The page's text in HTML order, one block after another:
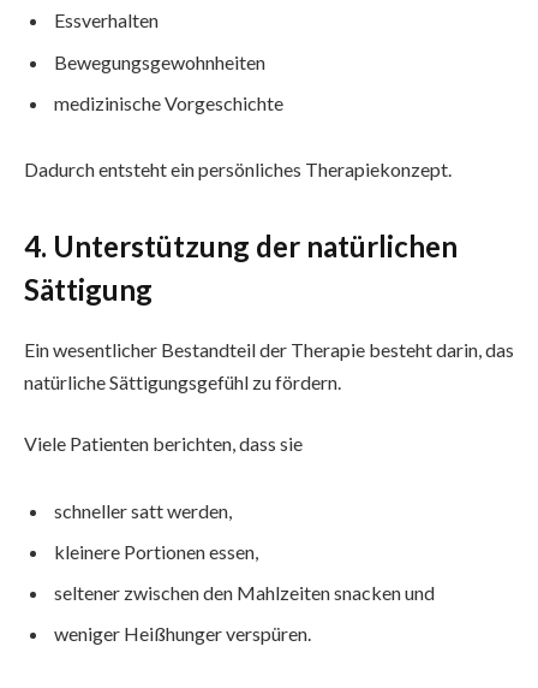
Essverhalten
Bewegungsgewohnheiten
medizinische Vorgeschichte
Dadurch entsteht ein persönliches Therapiekonzept.
4. Unterstützung der natürlichen
Sättigung
Ein wesentlicher Bestandteil der Therapie besteht darin, das
natürliche Sättigungsgefühl zu fördern.
Viele Patienten berichten, dass sie
schneller satt werden,
kleinere Portionen essen,
seltener zwischen den Mahlzeiten snacken und
weniger Heißhunger verspüren.